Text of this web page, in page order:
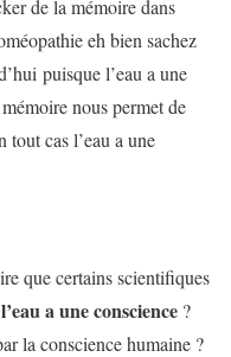
de la mémoire dans
eh bien sachez
puisque l’eau a une
nous permet de
tout cas l’eau a une
que certains scientifiques
a une conscience ?
la conscience humaine ?